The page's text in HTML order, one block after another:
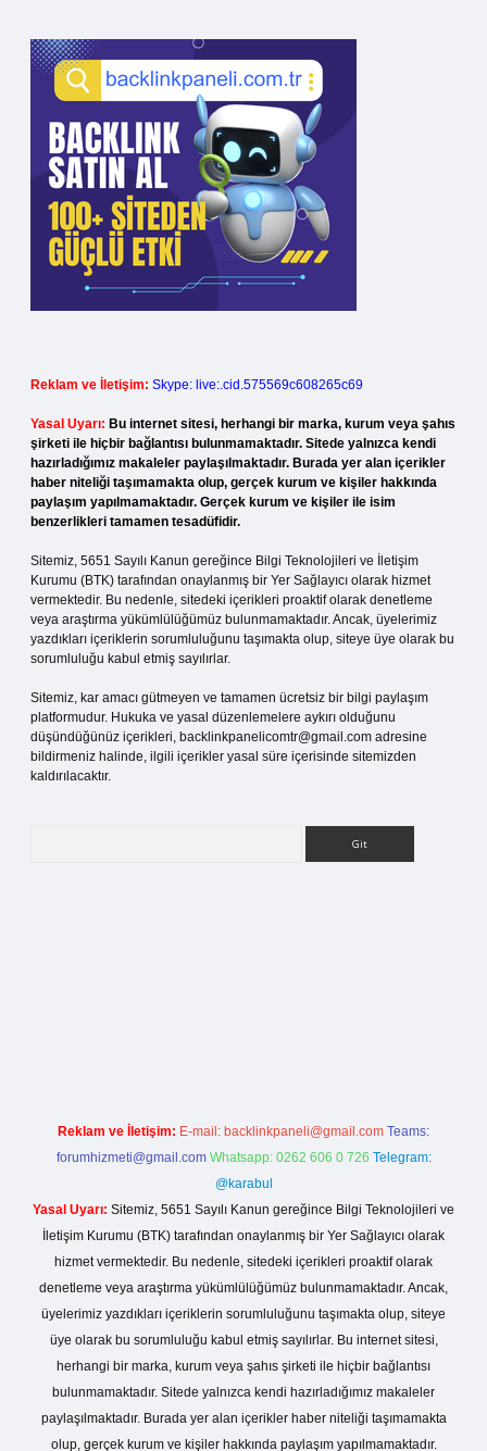
Reklam ve İletişim: Skype: live:.cid.575569c608265c69
Yasal Uyarı: Bu internet sitesi, herhangi bir marka, kurum veya şahıs
şirketi ile hiçbir bağlantısı bulunmamaktadır. Sitede yalnızca kendi
hazırladığımız makaleler paylaşılmaktadır. Burada yer alan içerikler
haber niteliği taşımamakta olup, gerçek kurum ve kişiler hakkında
paylaşım yapılmamaktadır. Gerçek kurum ve kişiler ile isim
benzerlikleri tamamen tesadüfidir.
Sitemiz, 5651 Sayılı Kanun gereğince Bilgi Teknolojileri ve İletişim
Kurumu (BTK) tarafından onaylanmış bir Yer Sağlayıcı olarak hizmet
vermektedir. Bu nedenle, sitedeki içerikleri proaktif olarak denetleme
veya araştırma yükümlülüğümüz bulunmamaktadır. Ancak, üyelerimiz
yazdıkları içeriklerin sorumluluğunu taşımakta olup, siteye üye olarak bu
sorumluluğu kabul etmiş sayılırlar.
Sitemiz, kar amacı gütmeyen ve tamamen ücretsiz bir bilgi paylaşım
platformudur. Hukuka ve yasal düzenlemelere aykırı olduğunu
düşündüğünüz içerikleri, backlinkpanelicomtr@gmail.com adresine
bildirmeniz halinde, ilgili içerikler yasal süre içerisinde sitemizden
kaldırılacaktır.
Reklam ve İletişim: E-mail: backlinkpaneli@gmail.com Teams:
forumhizmeti@gmail.com Whatsapp: 0262 606 0 726 Telegram:
@karabul
Yasal Uyarı: Sitemiz, 5651 Sayılı Kanun gereğince Bilgi Teknolojileri ve
İletişim Kurumu (BTK) tarafından onaylanmış bir Yer Sağlayıcı olarak
hizmet vermektedir. Bu nedenle, sitedeki içerikleri proaktif olarak
denetleme veya araştırma yükümlülüğümüz bulunmamaktadır. Ancak,
üyelerimiz yazdıkları içeriklerin sorumluluğunu taşımakta olup, siteye
üye olarak bu sorumluluğu kabul etmiş sayılırlar. Bu internet sitesi,
herhangi bir marka, kurum veya şahıs şirketi ile hiçbir bağlantısı
bulunmamaktadır. Sitede yalnızca kendi hazırladığımız makaleler
paylaşılmaktadır. Burada yer alan içerikler haber niteliği taşımamakta
olup, gerçek kurum ve kişiler hakkında paylaşım yapılmamaktadır.